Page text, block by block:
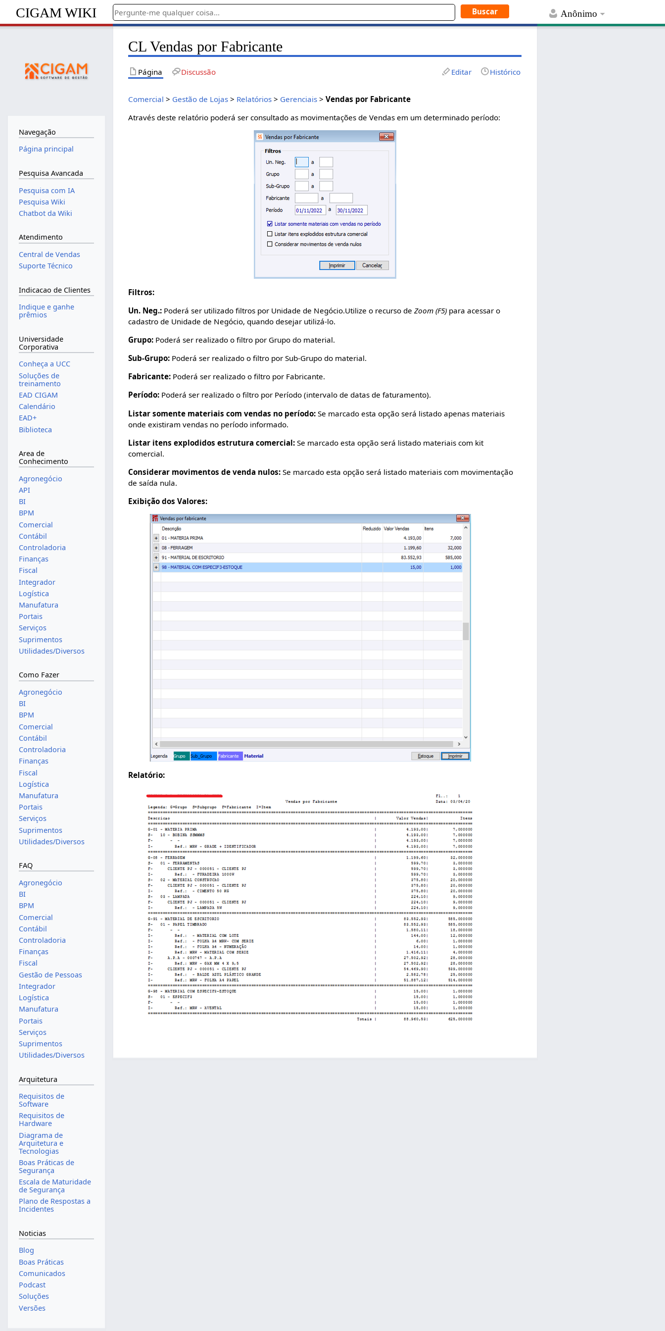
Anônimo
CIGAM WIKI
CL Vendas por Fabricante
Página Discussão Editar Histórico
Comercial > Gestão de Lojas > Relatórios > Gerenciais >Vendas por Fabricante
Através deste relatório poderá ser consultado as movimentações de Vendas em um determinado período:
Filtros:
Un. Neg.: Poderá ser utilizado filtros por Unidade de Negócio.Utilize o recurso deZoom (F5) para acessar o
cadastro de Unidade de Negócio, quando desejar utilizá-lo.
Grupo: Poderá ser realizado o filtro por Grupo do material.
Sub-Grupo: Poderá ser realizado o filtro por Sub-Grupo do material.
Fabricante: Poderá ser realizado o filtro por Fabricante.
Período: Poderá ser realizado o filtro por Período (intervalo de datas de faturamento).
Listar somente materiais com vendas no período: Se marcado esta opção será listado apenas materiais
onde existiram vendas no período informado.
Listar itens explodidos estrutura comercial: Se marcado esta opção será listado materiais com kit
comercial.
Considerar movimentos de venda nulos: Se marcado esta opção será listado materiais com movimentação
de saída nula.
Exibição dos Valores:
Relatório:
Navegação
Página principal
Pesquisa Avancada
Pesquisa com IA
Pesquisa Wiki
Chatbot da Wiki
Atendimento
Central de Vendas
Suporte Técnico
Indicacao de Clientes
Indique e ganhe
prêmios
Universidade
Corporativa
Conheça a UCC
Soluções de
treinamento
EAD CIGAM
Calendário
EAD+
Biblioteca
Area de
Conhecimento
Agronegócio
API
BI
BPM
Comercial
Contábil
Controladoria
Finanças
Fiscal
Integrador
Logística
Manufatura
Portais
Serviços
Suprimentos
Utilidades/Diversos
Como Fazer
Agronegócio
BI
BPM
Comercial
Contábil
Controladoria
Finanças
Fiscal
Logística
Manufatura
Portais
Serviços
Suprimentos
Utilidades/Diversos
FAQ
Agronegócio
BI
BPM
Comercial
Contábil
Controladoria
Finanças
Fiscal
Gestão de Pessoas
Integrador
Logística
Manufatura
Portais
Serviços
Suprimentos
Utilidades/Diversos
Arquitetura
Requisitos de
Software
Requisitos de
Hardware
Diagrama de
Arquitetura e
Tecnologias
Boas Práticas de
Segurança
Escala de Maturidade
de Segurança
Plano de Respostas a
Incidentes
Noticias
Blog
Boas Práticas
Comunicados
Podcast
Soluções
Versões